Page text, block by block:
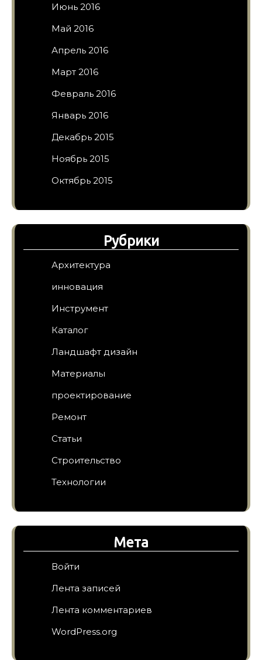
Июнь 2016
Май 2016
Апрель 2016
Март 2016
Февраль 2016
Январь 2016
Декабрь 2015
Ноябрь 2015
Октябрь 2015
Рубрики
Архитектура
инновация
Инструмент
Каталог
Ландшафт дизайн
Материалы
проектирование
Ремонт
Статьи
Строительство
Технологии
Мета
Войти
Лента записей
Лента комментариев
WordPress.org